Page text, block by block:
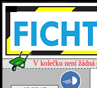
V kolečku není žádná